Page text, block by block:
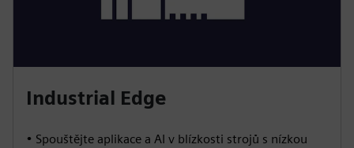
Industrial Edge
• Spouštějte aplikace a AI v blízkosti strojů s nízkou